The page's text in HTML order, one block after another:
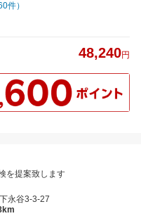
件）
48,240円
を提案致します
永谷3-3-27